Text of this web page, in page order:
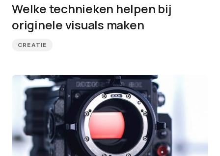
Welke technieken helpen bij
originele visuals maken
CREATIE